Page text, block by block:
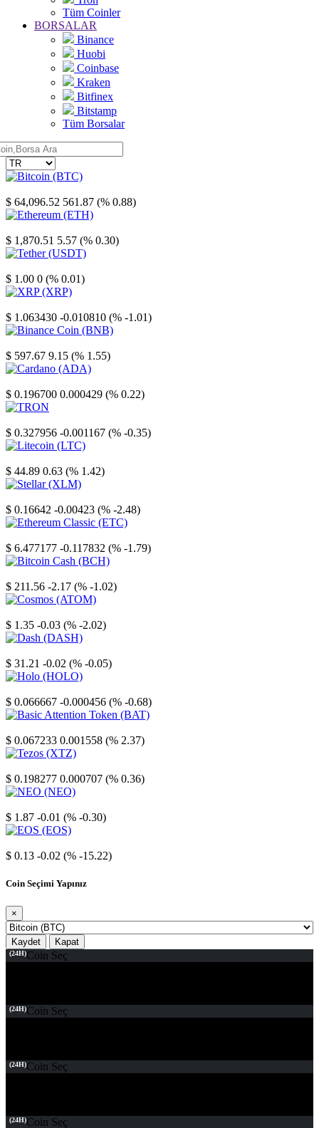
Tüm Coinler
BORSALAR
Binance
Huobi
Coinbase
Kraken
Bitfinex
Bitstamp
Tüm Borsalar
$ 64,096.52 561.87 (% 0.88)
$ 1,870.51 5.57 (% 0.30)
$ 1.00 0 (% 0.01)
$ 1.063430 -0.010810 (% -1.01)
$ 597.67 9.15 (% 1.55)
$ 0.196700 0.000429 (% 0.22)
$ 0.327956 -0.001167 (% -0.35)
$ 44.89 0.63 (% 1.42)
$ 0.16642 -0.00423 (% -2.48)
$ 6.477177 -0.117832 (% -1.79)
$ 211.56 -2.17 (% -1.02)
$ 1.35 -0.03 (% -2.02)
$ 31.21 -0.02 (% -0.05)
$ 0.066667 -0.000456 (% -0.68)
$ 0.067233 0.001558 (% 2.37)
$ 0.198277 0.000707 (% 0.36)
$ 1.87 -0.01 (% -0.30)
$ 0.13 -0.02 (% -15.22)
Coin Seçimi Yapınız
×
Kaydet Kapat
(24H)Coin Seç
(24H)Coin Seç
(24H)Coin Seç
(24H)Coin Seç